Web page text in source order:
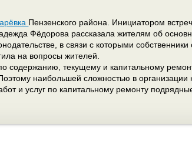
Пензенского района. Инициатором
Фёдорова рассказала жителям об
в связи с которыми собственники
на вопросы жителей.
содержанию, текущему и капитальному
наибольшей сложностью в организации
и услуг по капитальному ремонту